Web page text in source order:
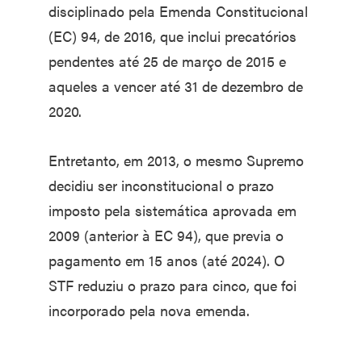
disciplinado pela Emenda Constitucional
(EC) 94, de 2016, que inclui precatórios
pendentes até 25 de março de 2015 e
aqueles a vencer até 31 de dezembro de
2020.
Entretanto, em 2013, o mesmo Supremo
decidiu ser inconstitucional o prazo
imposto pela sistemática aprovada em
2009 (anterior à EC 94), que previa o
pagamento em 15 anos (até 2024). O
STF reduziu o prazo para cinco, que foi
incorporado pela nova emenda.